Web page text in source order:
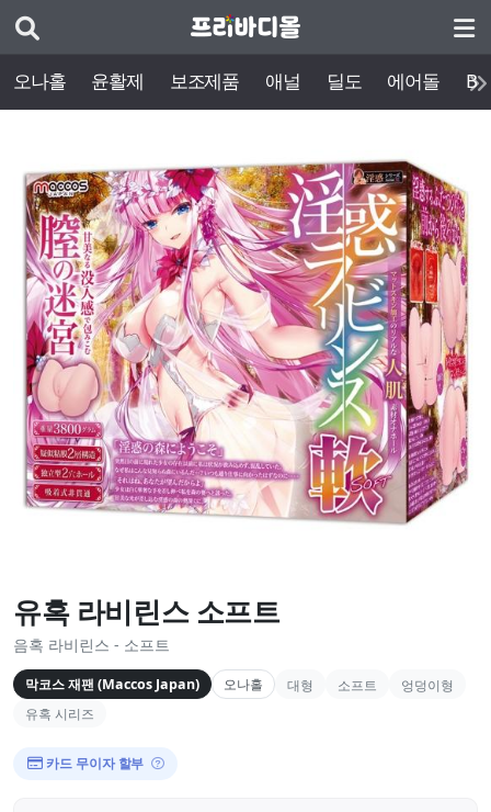
오나홀 윤활제 보조제품 애널 딜도 에어돌
유혹 라비린스 소프트
음혹 라비린스 - 소프트
막코스 재팬 (Maccos Japan) 오나홀 대형 소프트
엉덩이형
유혹 시리즈
카드 무이자 할부